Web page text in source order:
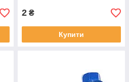
2 ₴
Купити